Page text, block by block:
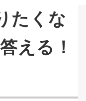
たくな
える！